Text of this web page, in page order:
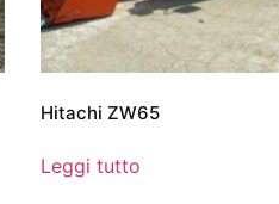
Hitachi ZW65
Leggi tutto